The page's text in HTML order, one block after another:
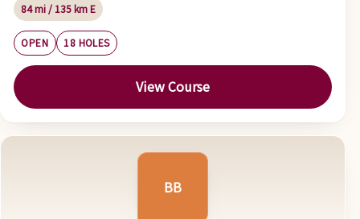
84 mi / 135 km E
OPEN 18 HOLES
View Course
BB